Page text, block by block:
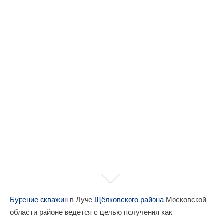
Бурение скважин в Луче Щёлковского района Московской
области районе ведется с целью получения как